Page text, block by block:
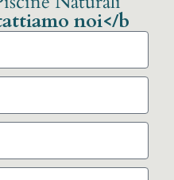
noi</b